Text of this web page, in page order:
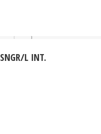
SNGR/L INT.